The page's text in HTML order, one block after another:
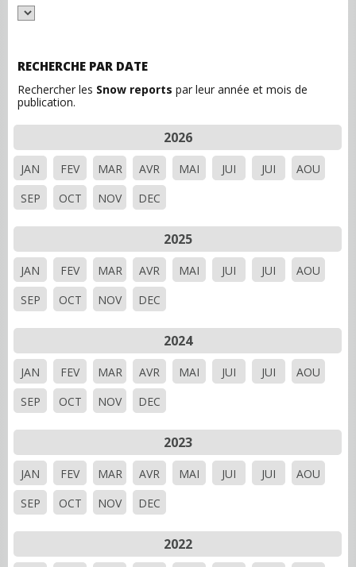
RECHERCHE PAR DATE
Rechercher les Snow reports par leur année et mois de
publication.
2026
JAN FEV MAR AVR MAI JUI JUI
AOU
SEP
OCT NOV DEC
2025
JAN FEV MAR AVR MAI JUI JUI
AOU
SEP
OCT NOV DEC
2024
JAN FEV MAR AVR MAI JUI JUI
AOU
SEP
OCT NOV DEC
2023
JAN FEV MAR AVR MAI JUI JUI
AOU
SEP
OCT NOV DEC
2022